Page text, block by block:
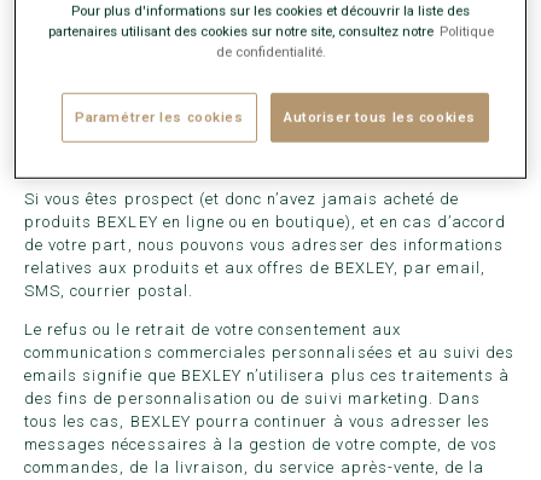
BEXLEY peut également, lorsque vous y avez consenti, vous
adresser des communications commerciales personnalisées
Lorsque ces communications personnalisées vous sont
adressées par email, elles peuvent comporter des traceurs
permettant de suivre vos ouvertures et vos clics, dans les
Si vous êtes prospect (et donc n’avez jamais acheté de
produits BEXLEY en ligne ou en boutique), et en cas d’accord
de votre part, nous pouvons vous adresser des informations
relatives aux produits et aux offres de BEXLEY, par email,
SMS, courrier postal.
Le refus ou le retrait de votre consentement aux
communications commerciales personnalisées et au suivi des
emails signifie que BEXLEY n’utilisera plus ces traitements à
des fins de personnalisation ou de suivi marketing. Dans
tous les cas, BEXLEY pourra continuer à vous adresser les
messages nécessaires à la gestion de votre compte, de vos
commandes, de la livraison, du service après-vente, de la
Pour plus d'informations sur les cookies et découvrir la liste des
partenaires utilisant des cookies sur notre site, consultez notre Politique
de confidentialité.
Paramétrer les cookies Autoriser tous les cookies